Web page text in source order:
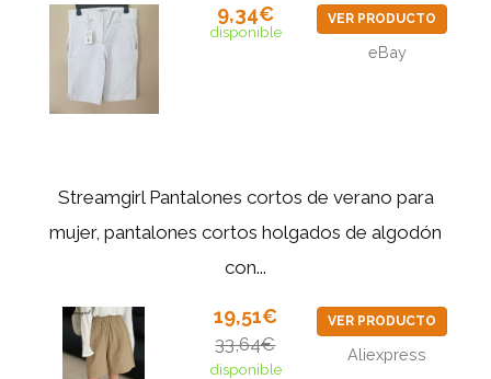
9,34€
disponible
VER PRODUCTO
eBay
Streamgirl Pantalones cortos de verano para
mujer, pantalones cortos holgados de algodón
con...
19,51€
33,64€
disponible
VER PRODUCTO
Aliexpress